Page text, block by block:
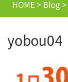
HOME > Blog >
yobou04